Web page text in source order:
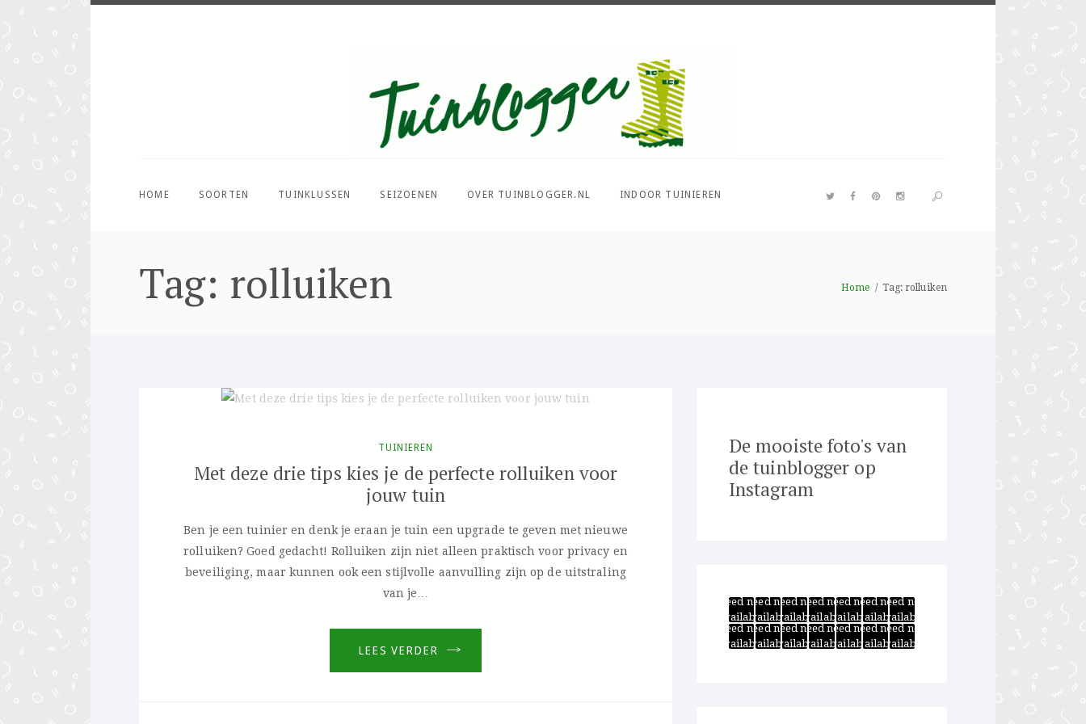
HOME
SOORTEN TUINKLUSSEN SEIZOENEN OVER TUINBLOGGER.NL INDOOR TUINIEREN
Tag: rolluiken Home Tag: rolluiken
TUINIEREN
Met deze drie tips kies je de perfecte rolluiken voor
jouw tuin
Ben je een tuinier en denk je eraan je tuin een upgrade te geven met nieuwe
rolluiken? Goed gedacht! Rolluiken zijn niet alleen praktisch voor privacy en
beveiliging, maar kunnen ook een stijlvolle aanvulling zijn op de uitstraling
van je…
LEES VERDER
De mooiste foto's van
de tuinblogger op
Instagram
Feed not
available
Feed not
available
Feed not
available
Feed not
available
Feed not
available
Feed not
available
Feed not
available
Feed not
available
Feed not
available
Feed not
available
Feed not
available
Feed not
available
Feed not
available
Feed not
available